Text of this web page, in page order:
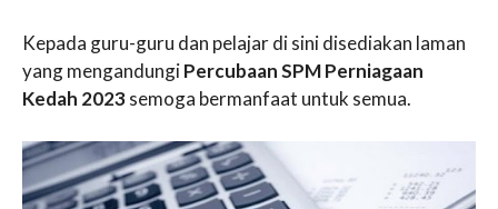
Kepada guru-guru dan pelajar di sini disediakan laman
yang mengandungiPercubaan SPM Perniagaan
Kedah 2023semoga bermanfaat untuk semua.